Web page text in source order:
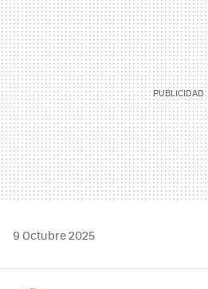
9 Octubre 2025